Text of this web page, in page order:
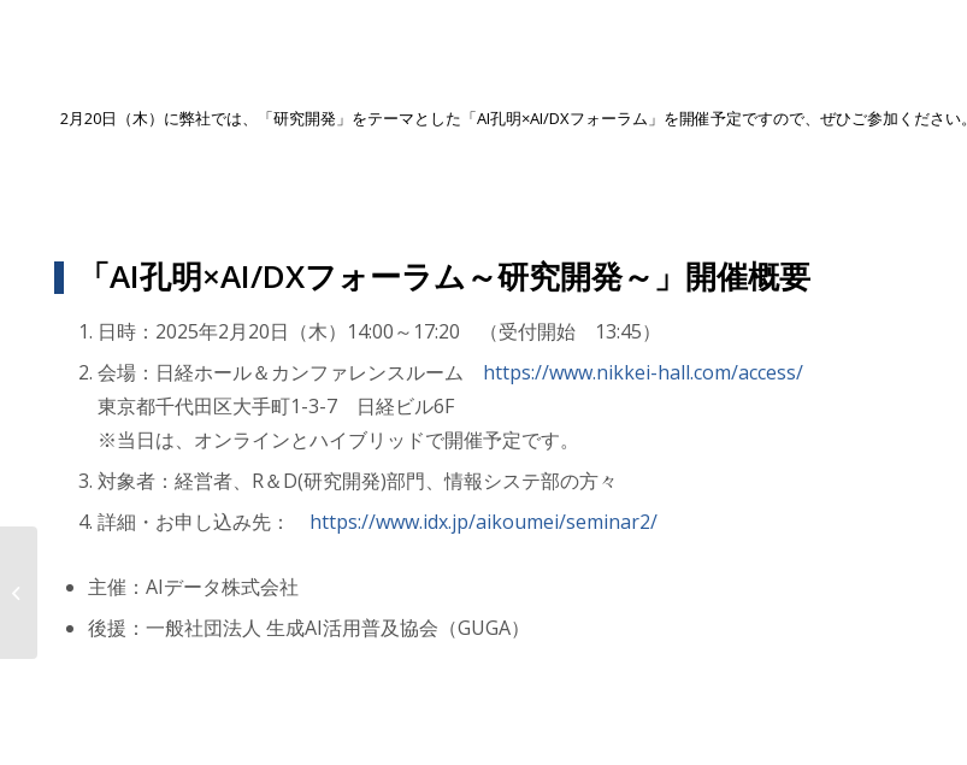
2月20日（木）に弊社では、「研究開発」をテーマとした「AI孔明×AI/DXフォーラム」を開催予定ですので、ぜひご参加ください。
「AI孔明×AI/DXフォーラム～研究開発～」開催概要
日時：2025年2月20日（木）14:00～17:20 （受付開始 13:45）
会場：日経ホール＆カンファレンスルーム https://www.nikkei-hall.com/access/
東京都千代田区大手町1-3-7 日経ビル6F
※当日は、オンラインとハイブリッドで開催予定です。
対象者：経営者、R＆D(研究開発)部門、情報システ部の方々
詳細・お申し込み先： https://www.idx.jp/aikoumei/seminar2/
主催：AIデータ株式会社
後援：一般社団法人 生成AI活用普及協会（GUGA）
製薬・バイオ業界向け生成AI「AI孔明
™」が研究開発の新時代を創る！...